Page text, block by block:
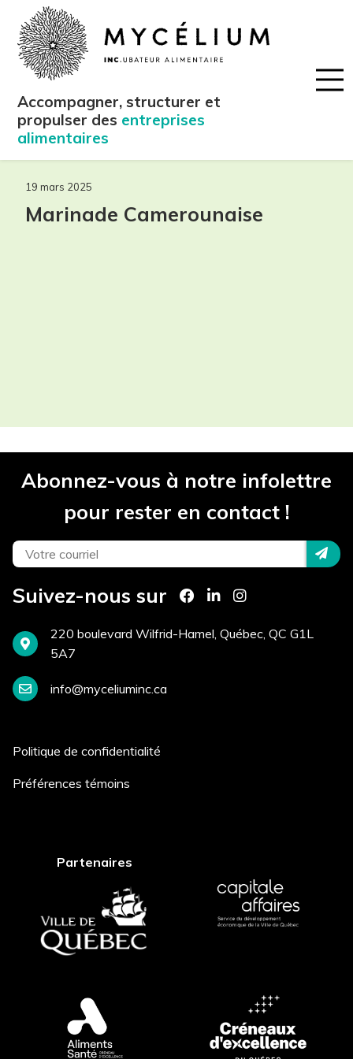
Téléphone *
Courriel *
Site Internet
Description du projet *
Comment avez-vous entendu
Postuler
Accompagner, structurer et
propulser des entreprises
alimentaires
19 mars 2025
Marinade Camerounaise
Abonnez-vous à notre infolettre
pour rester en contact !
Suivez-nous sur
220 boulevard Wilfrid-Hamel, Québec, QC G1L
5A7
info@myceliuminc.ca
Politique de confidentialité
Préférences témoins
Partenaires